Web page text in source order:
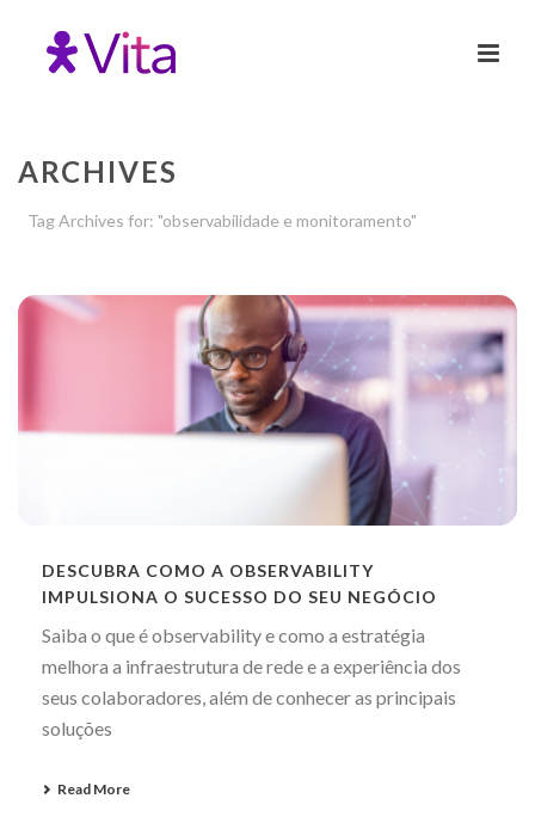
ARCHIVES
Tag Archives for: "observabilidade e monitoramento"
DESCUBRA COMO A OBSERVABILITY
IMPULSIONA O SUCESSO DO SEU NEGÓCIO
Saiba o que é observability e como a estratégia
melhora a infraestrutura de rede e a experiência dos
seus colaboradores, além de conhecer as principais
soluções
Read More